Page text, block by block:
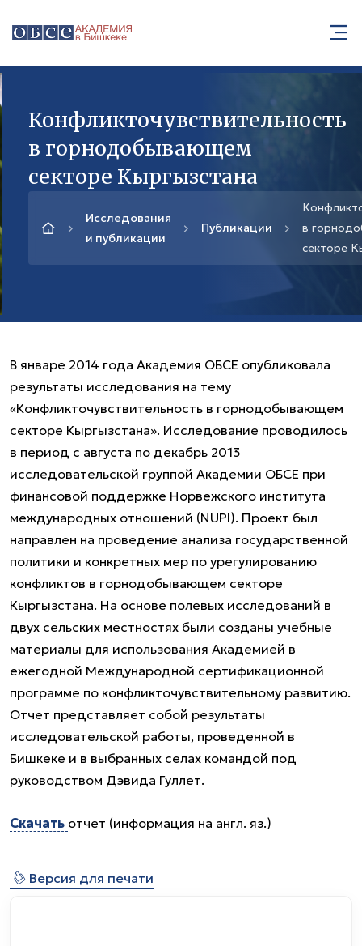
Конфликточувствительность
в горнодобывающем
секторе Кыргызстана
Исследования
и публикации
Публикации
в
секторе
В январе 2014 года Академия ОБСЕ опубликовала
результаты исследования на тему
«Конфликточувствительность в горнодобывающем
секторе Кыргызстана». Исследование проводилось
в период с августа по декабрь 2013
исследовательской группой Академии ОБСЕ при
финансовой поддержке Норвежского института
международных отношений (NUPI). Проект был
направлен на проведение анализа государственной
политики и конкретных мер по урегулированию
конфликтов в горнодобывающем секторе
Кыргызстана. На основе полевых исследований в
двух сельских местностях были созданы учебные
материалы для использования Академией в
ежегодной Международной сертификационной
программе по конфликточувствительному развитию.
Отчет представляет собой результаты
исследовательской работы, проведенной в
Бишкеке и в выбранных селах командой под
руководством Дэвида Гуллет.
Скачать отчет (информация на англ. яз.)
⎙ Версия для печати